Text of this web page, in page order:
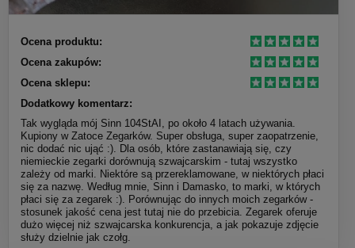
Ocena produktu:
Ocena zakupów:
Ocena sklepu:
Dodatkowy komentarz:
Tak wygląda mój Sinn 104StAI, po około 4 latach używania.
Kupiony w Zatoce Zegarków. Super obsługa, super zaopatrzenie,
nic dodać nic ująć :). Dla osób, które zastanawiają się, czy
niemieckie zegarki dorównują szwajcarskim - tutaj wszystko
zależy od marki. Niektóre są przereklamowane, w niektórych płaci
się za nazwę. Według mnie, Sinn i Damasko, to marki, w których
płaci się za zegarek :). Porównując do innych moich zegarków -
stosunek jakość cena jest tutaj nie do przebicia. Zegarek oferuje
dużo więcej niż szwajcarska konkurencja, a jak pokazuje zdjęcie
służy dzielnie jak czołg.